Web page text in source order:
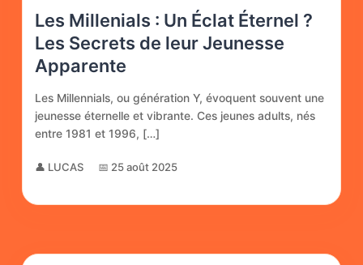
Les Millenials : Un Éclat Éternel ?
Les Secrets de leur Jeunesse
Apparente
Les Millennials, ou génération Y, évoquent souvent une
jeunesse éternelle et vibrante. Ces jeunes adults, nés
entre 1981 et 1996, […]
👤 LUCAS 📅 25 août 2025